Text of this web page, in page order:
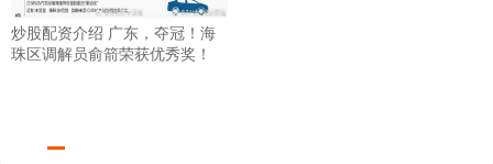
炒股配资介绍 广东，夺冠！海
珠区调解员俞箭荣获优秀奖！